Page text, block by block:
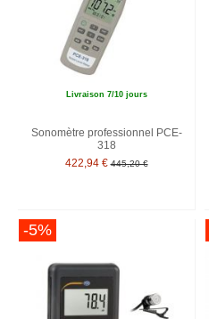
Livraison 7/10 jours
Sonomètre professionnel PCE-
318
422,94 € 445,20 €
-5%